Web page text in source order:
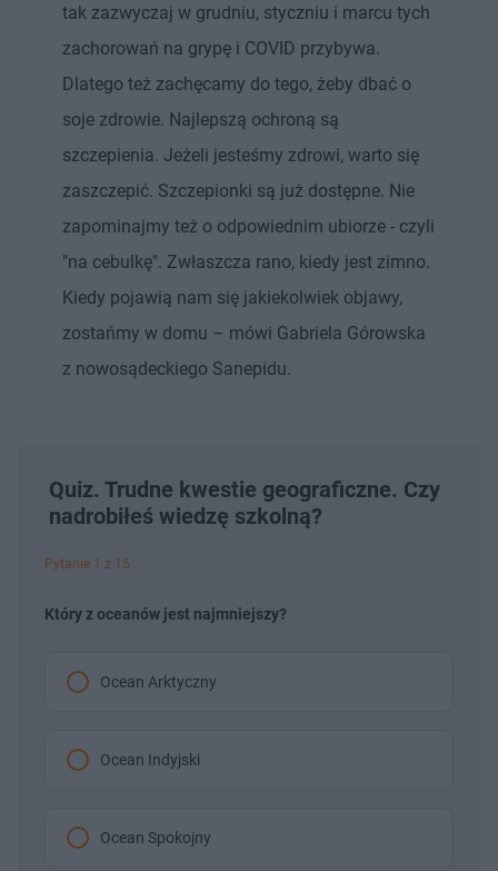
tak zazwyczaj w grudniu, styczniu i marcu tych
zachorowań na grypę i COVID przybywa.
Dlatego też zachęcamy do tego, żeby dbać o
soje zdrowie. Najlepszą ochroną są
szczepienia. Jeżeli jesteśmy zdrowi, warto się
zaszczepić. Szczepionki są już dostępne. Nie
zapominajmy też o odpowiednim ubiorze - czyli
"na cebulkę". Zwłaszcza rano, kiedy jest zimno.
Kiedy pojawią nam się jakiekolwiek objawy,
zostańmy w domu – mówi Gabriela Górowska
z nowosądeckiego Sanepidu.
Quiz. Trudne kwestie geograficzne. Czy
nadrobiłeś wiedzę szkolną?
Pytanie 1 z 15
Który z oceanów jest najmniejszy?
Ocean Arktyczny
Ocean Indyjski
Ocean Spokojny